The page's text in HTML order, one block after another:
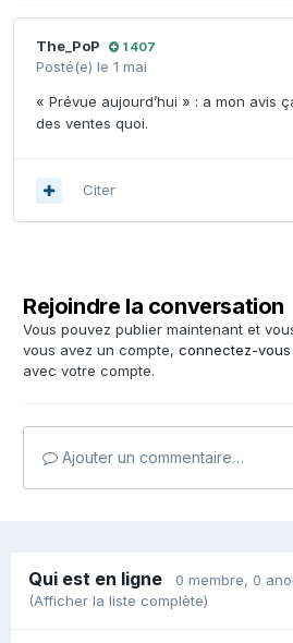
The_PoP 1 407
Posté(e) le 1 mai
« Prévue aujourd’hui » : a mon avis
des ventes quoi.
Citer
Rejoindre la conversation
Vous pouvez publier maintenant et
vous avez un compte, connectez-
avec votre compte.
Ajouter un commentaire…
Qui est en ligne 0 membre, 0
(Afficher la liste complète)